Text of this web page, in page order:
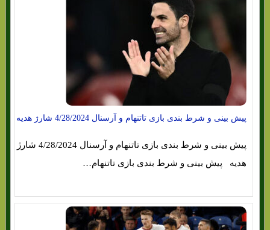
پیش بینی و شرط بندی بازی تاتنهام و آرسنال 4/28/2024 شارژ هدیه
پیش بینی و شرط بندی بازی تاتنهام و آرسنال 4/28/2024 شارژ
هدیه پیش بینی و شرط بندی بازی تاتنهام…